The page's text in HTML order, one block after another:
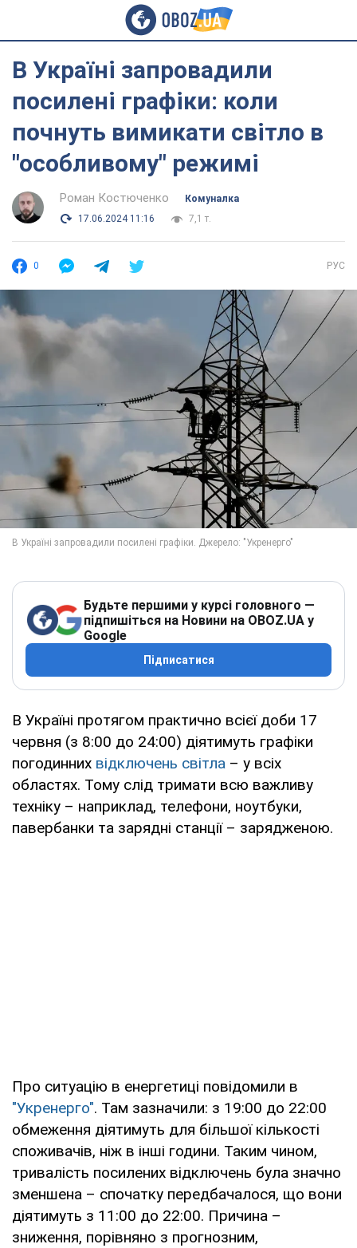
В Україні запровадили
посилені графіки: коли
почнуть вимикати світло в
"особливому" режимі
Роман Костюченко
Комуналка
17.06.2024 11:16
7,1 т.
0 РУС
Будьте першими у курсі головного —
підпишіться на Новини на OBOZ.UA у
Google
Підписатися
В Україні протягом практично всієї доби 17
червня (з 8:00 до 24:00) діятимуть графіки
погодинних відключень світла – у всіх
областях. Тому слід тримати всю важливу
техніку – наприклад, телефони, ноутбуки,
павербанки та зарядні станції – зарядженою.
Про ситуацію в енергетиці повідомили в
"Укренерго". Там зазначили: з 19:00 до 22:00
обмеження діятимуть для більшої кількості
споживачів, ніж в інші години. Таким чином,
тривалість посилених відключень була значно
зменшена – спочатку передбачалося, що вони
діятимуть з 11:00 до 22:00. Причина –
зниження, порівняно з прогнозним,